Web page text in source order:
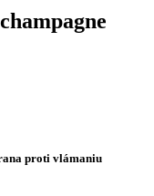
proti vlámaniu